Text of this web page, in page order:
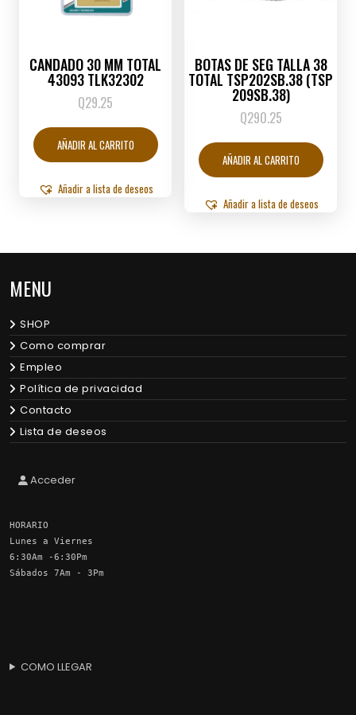
CANDADO 30 MM TOTAL
43093 TLK32302
Q29.25
AÑADIR AL CARRITO
Añadir a lista de deseos
BOTAS DE SEG TALLA 38
TOTAL TSP202SB.38 (TSP
209SB.38)
Q290.25
AÑADIR AL CARRITO
Añadir a lista de deseos
MENU
SHOP
Como comprar
Empleo
Política de privacidad
Contacto
Lista de deseos
Acceder
HORARIO
Lunes a Viernes
6:30Am -6:30Pm
Sábados 7Am - 3Pm
COMO LLEGAR